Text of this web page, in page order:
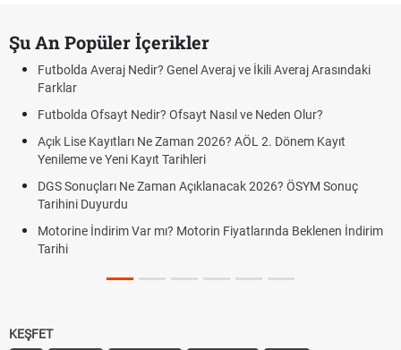
Şu An Popüler İçerikler
Futbolda Averaj Nedir? Genel Averaj ve İkili Averaj Arasındaki
Farklar
Futbolda Ofsayt Nedir? Ofsayt Nasıl ve Neden Olur?
Açık Lise Kayıtları Ne Zaman 2026? AÖL 2. Dönem Kayıt
Yenileme ve Yeni Kayıt Tarihleri
DGS Sonuçları Ne Zaman Açıklanacak 2026? ÖSYM Sonuç
Tarihini Duyurdu
Motorine İndirim Var mı? Motorin Fiyatlarında Beklenen İndirim
Tarihi
KEŞFET